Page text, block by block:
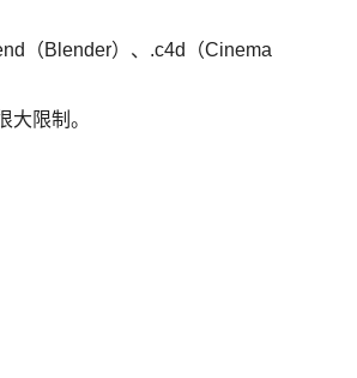
（Blender）、.c4d（Cinema
限制。